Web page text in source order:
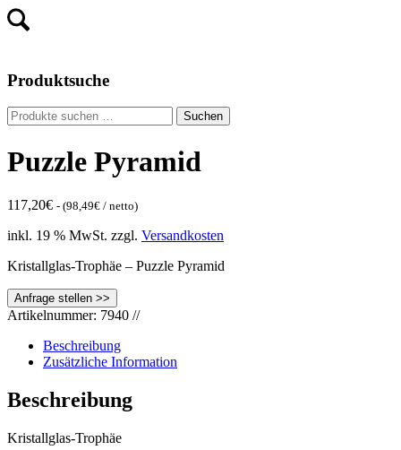
Produktsuche
Suche
nach:
Suchen
Puzzle Pyramid
117,20€ - (98,49€ / netto)
inkl. 19 % MwSt. zzgl. Versandkosten
Kristallglas-Trophäe – Puzzle Pyramid
Artikelnummer: 7940 //
Beschreibung
Zusätzliche Information
Beschreibung
Kristallglas-Trophäe